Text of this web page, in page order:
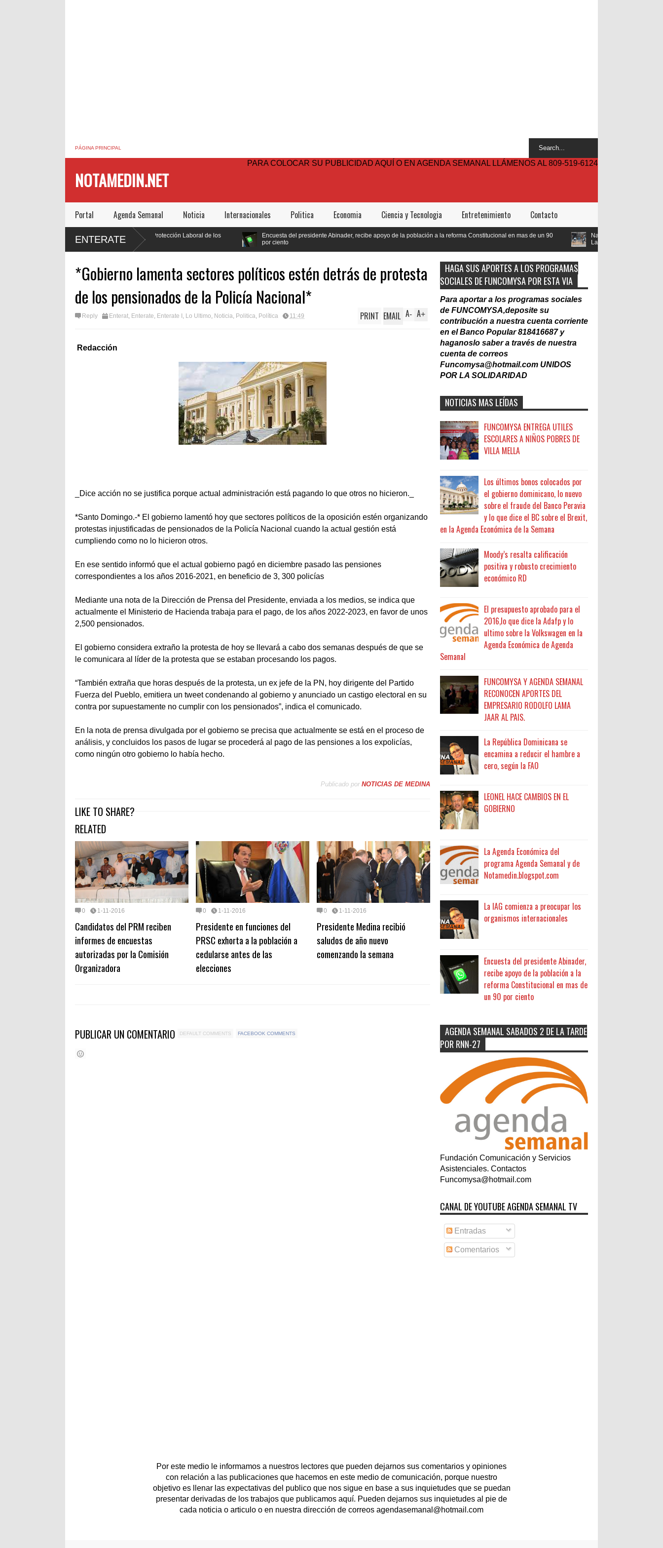
PÁGINA PRINCIPAL
NOTAMEDIN.NET
PARA COLOCAR SU PUBLICIDAD AQUÍ O EN AGENDA SEMANAL LLÁMENOS AL 809-519-6124
Portal Agenda Semanal Noticia Internacionales Politica Economia Ciencia y Tecnologia Entretenimiento Contacto
ENTERATE
hará justicia al promulgar Ley de Protección Laboral de los
Encuesta del presidente Abinader, recibe apoyo de la población a la reforma Constitucional en mas de un 90
Nacionalización del Trabajo, un Muro
*Gobierno lamenta sectores políticos estén detrás de protesta
de los pensionados de la Policía Nacional*
Reply Enterat, Enterate, Enterate I , Lo Ultimo, Noticia, Politica, Política 11:49 A+
A-
PRINT EMAIL
Redacción
_Dice acción no se justifica porque actual administración está pagando lo que otros no hicieron._
*Santo Domingo.-* El gobierno lamentó hoy que sectores políticos de la oposición estén organizando
protestas injustificadas de pensionados de la Policía Nacional cuando la actual gestión está
cumpliendo como no lo hicieron otros.
En ese sentido informó que el actual gobierno pagó en diciembre pasado las pensiones
correspondientes a los años 2016-2021, en beneficio de 3, 300 policías
Mediante una nota de la Dirección de Prensa del Presidente, enviada a los medios, se indica que
actualmente el Ministerio de Hacienda trabaja para el pago, de los años 2022-2023, en favor de unos
2,500 pensionados.
El gobierno considera extraño la protesta de hoy se llevará a cabo dos semanas después de que se
le comunicara al líder de la protesta que se estaban procesando los pagos.
“También extraña que horas después de la protesta, un ex jefe de la PN, hoy dirigente del Partido
Fuerza del Pueblo, emitiera un tweet condenando al gobierno y anunciado un castigo electoral en su
contra por supuestamente no cumplir con los pensionados”, indica el comunicado.
En la nota de prensa divulgada por el gobierno se precisa que actualmente se está en el proceso de
análisis, y concluidos los pasos de lugar se procederá al pago de las pensiones a los expolicías,
como ningún otro gobierno lo había hecho.
Publicado por NOTICIAS DE MEDINA
LIKE TO SHARE?
RELATED
0 1-11-2016
Candidatos del PRM reciben
informes de encuestas
autorizadas por la Comisión
Organizadora
0 1-11-2016
Presidente en funciones del
PRSC exhorta a la población a
cedularse antes de las
elecciones
0 1-11-2016
Presidente Medina recibió
saludos de año nuevo
comenzando la semana
PUBLICAR UN COMENTARIO DEFAULT COMMENTS FACEBOOK COMMENTS
HAGA SUS APORTES A LOS PROGRAMAS
SOCIALES DE FUNCOMYSA POR ESTA VIA
Para aportar a los programas sociales
de FUNCOMYSA,deposite su
contribución a nuestra cuenta corriente
en el Banco Popular 818416687 y
haganoslo saber a través de nuestra
cuenta de correos
Funcomysa@hotmail.com UNIDOS
POR LA SOLIDARIDAD
NOTICIAS MAS LEÍDAS
FUNCOMYSA ENTREGA UTILES
ESCOLARES A NIÑOS POBRES DE
VILLA MELLA
Los últimos bonos colocados por
el gobierno dominicano, lo nuevo
sobre el fraude del Banco Peravia
y lo que dice el BC sobre el Brexit,
en la Agenda Económica de la Semana
Moody’s resalta calificación
positiva y robusto crecimiento
económico RD
El presupuesto aprobado para el
2016,lo que dice la Adafp y lo
ultimo sobre la Volkswagen en la
Agenda Económica de Agenda
Semanal
FUNCOMYSA Y AGENDA SEMANAL
RECONOCEN APORTES DEL
EMPRESARIO RODOLFO LAMA
JAAR AL PAIS.
La República Dominicana se
encamina a reducir el hambre a
cero, según la FAO
LEONEL HACE CAMBIOS EN EL
GOBIERNO
La Agenda Económica del
programa Agenda Semanal y de
Notamedin.blogspot.com
La IAG comienza a preocupar los
organismos internacionales
Encuesta del presidente Abinader,
recibe apoyo de la población a la
reforma Constitucional en mas de
un 90 por ciento
AGENDA SEMANAL SABADOS 2 DE LA TARDE
POR RNN-27
Fundación Comunicación y Servicios
Asistenciales. Contactos
Funcomysa@hotmail.com
CANAL DE YOUTUBE AGENDA SEMANAL TV
Entradas
Comentarios
Por este medio le informamos a nuestros lectores que pueden dejarnos sus comentarios y opiniones
con relación a las publicaciones que hacemos en este medio de comunicación, porque nuestro
objetivo es llenar las expectativas del publico que nos sigue en base a sus inquietudes que se puedan
presentar derivadas de los trabajos que publicamos aquí. Pueden dejarnos sus inquietudes al pie de
cada noticia o articulo o en nuestra dirección de correos agendasemanal@hotmail.com